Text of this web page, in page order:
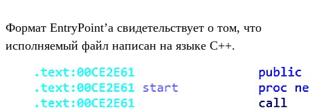
Формат EntryPoint’а свидетельствует о том, что
исполняемый файл написан на языке C++.